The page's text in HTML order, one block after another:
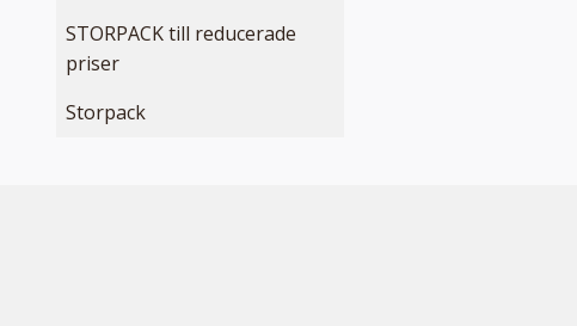
STORPACK till reducerade
priser
Storpack